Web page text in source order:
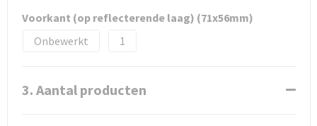
Voorkant (op reflecterende laag) (71x56mm)
Onbewerkt
1
3. Aantal producten